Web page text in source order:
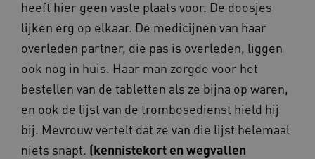
heeft hier geen vaste plaats voor. De doosjes
lijken erg op elkaar. De medicijnen van haar
overleden partner, die pas is overleden, liggen
ook nog in huis. Haar man zorgde voor het
bestellen van de tabletten als ze bijna op waren,
en ook de lijst van de trombosedienst hield hij
bij. Mevrouw vertelt dat ze van die lijst helemaal
niets snapt. (kennistekort en wegvallen
Marketing cookies
Functionele cookies
Deze functionele en technische cookies zorgen
ervoor dat de website werkt. Deze cookies
worden altijd geplaatst en maken geen inbreuk
Naam
www.omahasystem.nl